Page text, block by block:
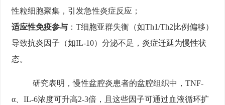
性粒细胞聚集，引发急性炎症反应；
适应性免疫参与 ：T细胞亚群失衡（如Th1/Th2比例偏移）
导致抗炎因子（如IL-10）分泌不足，炎症迁延为慢性状
态。
研究表明，慢性盆腔炎患者的盆腔组织中，TNF-
α、IL-6浓度可升高2-3倍，且这些因子可通过血液循环扩